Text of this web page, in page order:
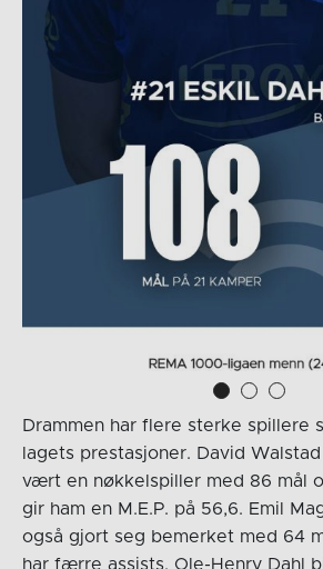
Drammen har flere sterke spillere
lagets prestasjoner. David
vært en nøkkelspiller med 86 mål
gir ham en M.E.P. på 56,6. Emil
også gjort seg bemerket med 64
har færre assists. Ole-Henry Dahl